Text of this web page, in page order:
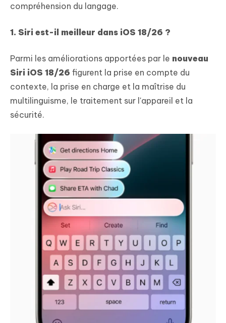
compréhension du langage.
1. Siri est-il meilleur dans iOS 18/26 ?
Parmi les améliorations apportées par le nouveau
Siri iOS 18/26 figurent la prise en compte du
contexte, la prise en charge et la maîtrise du
multilinguisme, le traitement sur l'appareil et la
sécurité.